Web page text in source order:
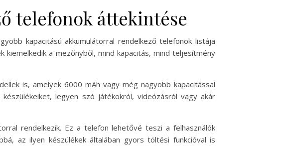
telefonok áttekintése
kapacitású akkumulátorral rendelkező telefonok listája
kiemelkedik a mezőnyből, mind kapacitás, mind teljesítmény
is, amelyek 6000 mAh vagy még nagyobb kapacitással
legyen szó játékokról, videózásról vagy akár
rendelkezik. Ez a telefon lehetővé teszi a felhasználók
az ilyen készülékek általában gyors töltési funkcióval is